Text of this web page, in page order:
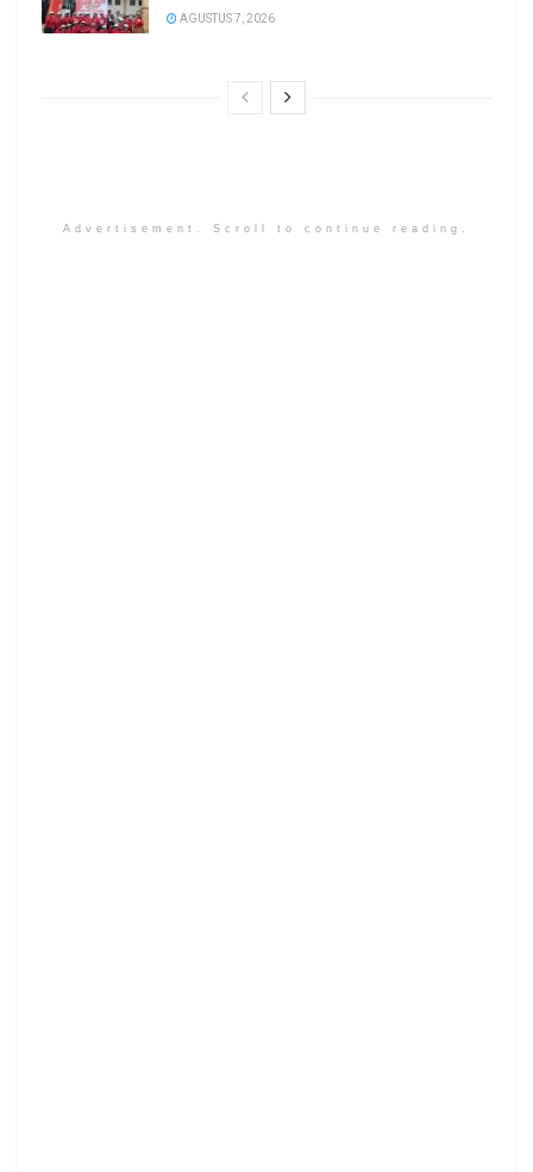
AGUSTUS 7, 2026
Advertisement. Scroll to continue reading.